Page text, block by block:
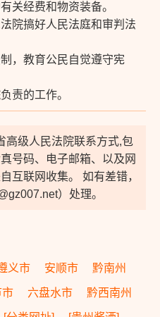
关经费和物资装备。
院搞好人民法庭和审判法
，教育公民自觉遵守宪
责的工作。
高级人民法院联系方式,包
号码、电子邮箱、以及网
互联网收集。 如有差错，
）处理。
义市 安顺市 黔南州
市 六盘水市 黔西南州